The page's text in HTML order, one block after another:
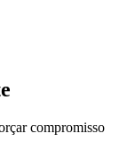
compromisso